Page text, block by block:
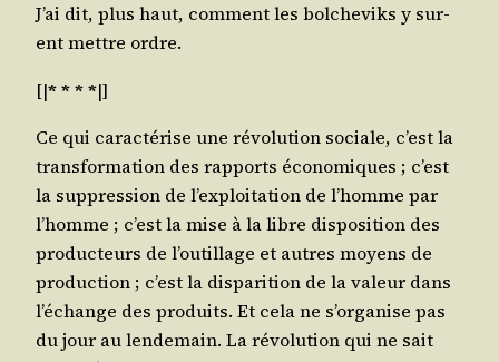
J’ai dit, plus haut, com­ment les bol­che­viks y sur­
ent mettre ordre.
[|* * * *|]
Ce qui carac­té­rise une révo­lu­tion sociale, c’est la
trans­for­ma­tion des rap­ports éco­no­miques ; c’est
la sup­pres­sion de l’exploitation de l’homme par
l’homme ; c’est la mise à la libre dis­po­si­tion des
pro­duc­teurs de l’outillage et autres moyens de
pro­duc­tion ; c’est la dis­pa­ri­tion de la valeur dans
l’échange des pro­duits. Et cela ne s’organise pas
du jour au len­de­main. La révo­lu­tion qui ne sait